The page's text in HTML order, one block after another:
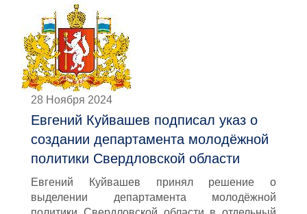
28 Ноября 2024
Евгений Куйвашев подписал указ о
создании департамента молодёжной
политики Свердловской области
Евгений Куйвашев принял решение о
выделении департамента молодёжной